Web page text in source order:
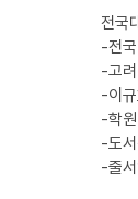
전국
-전
-고
-이
-학
-도
-줄